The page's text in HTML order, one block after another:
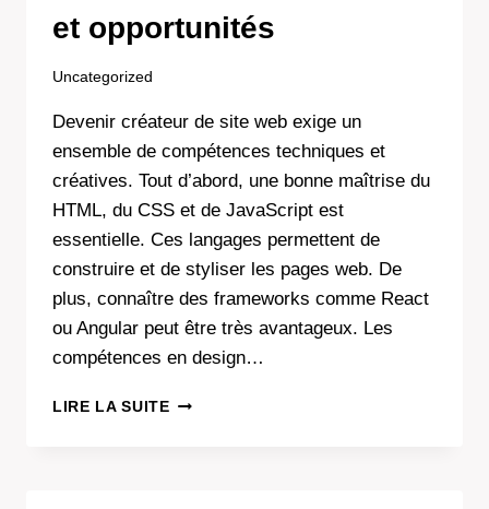
et opportunités
Uncategorized
Devenir créateur de site web exige un
ensemble de compétences techniques et
créatives. Tout d’abord, une bonne maîtrise du
HTML, du CSS et de JavaScript est
essentielle. Ces langages permettent de
construire et de styliser les pages web. De
plus, connaître des frameworks comme React
ou Angular peut être très avantageux. Les
compétences en design…
LIRE LA SUITEDEVENIR